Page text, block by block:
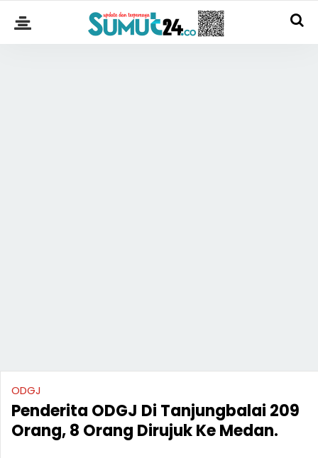
ODGJ
Penderita ODGJ Di Tanjungbalai 209
Orang, 8 Orang Dirujuk Ke Medan.